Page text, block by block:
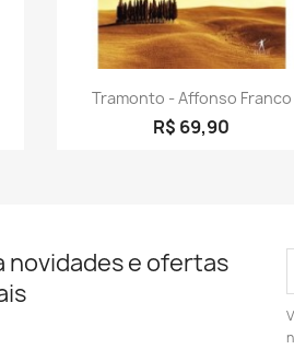
Visualização rápida
Tramonto - Affonso Franco
R$ 69,90
novidades e ofertas